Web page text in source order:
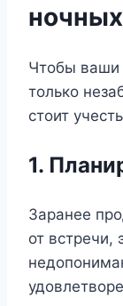
Чтобы ваши
только
стоит
1.
Заранее
от встречи,